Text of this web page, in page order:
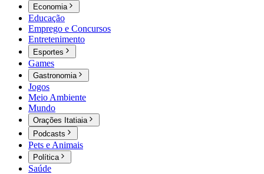
Economia
Educação
Emprego e Concursos
Entretenimento
Esportes
Games
Gastronomia
Jogos
Meio Ambiente
Mundo
Orações Itatiaia
Podcasts
Pets e Animais
Política
Saúde